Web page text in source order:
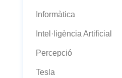
Informàtica
Intel·ligència Artificial
Percepció
Tesla